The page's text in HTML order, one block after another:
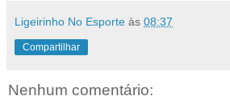
Ligeirinho No Esporte às 08:37
Compartilhar
Nenhum comentário: